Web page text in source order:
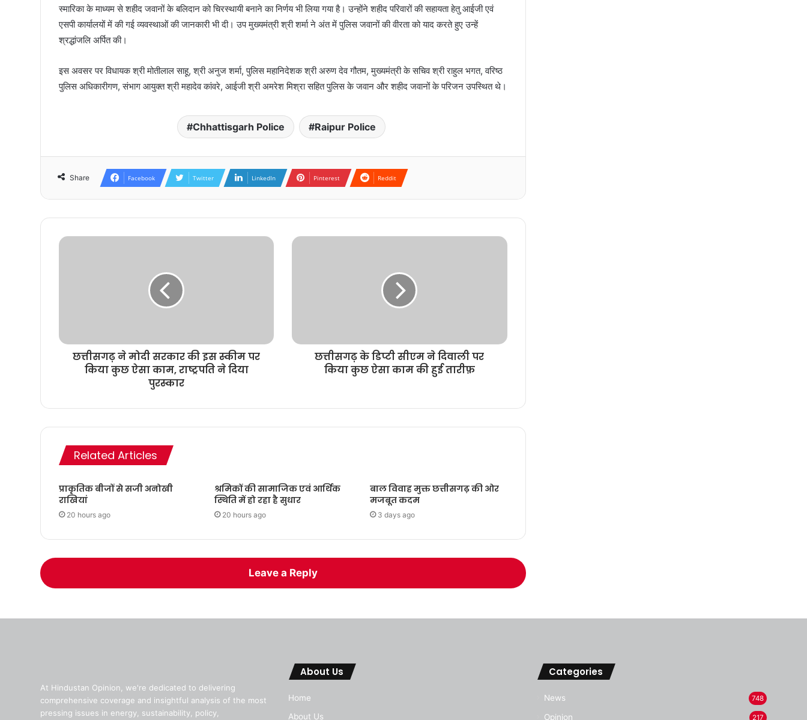
स्मारिका के माध्यम से शहीद जवानों के बलिदान को चिरस्थायी बनाने का निर्णय भी लिया गया है। उन्होंने शहीद परिवारों की सहायता हेतु आईजी एवं
एसपी कार्यालयों में की गई व्यवस्थाओं की जानकारी भी दी। उप मुख्यमंत्री श्री शर्मा ने अंत में पुलिस जवानों की वीरता को याद करते हुए उन्हें
श्रद्धांजलि अर्पित की।
इस अवसर पर विधायक श्री मोतीलाल साहू, श्री अनुज शर्मा, पुलिस महानिदेशक श्री अरुण देव गौतम, मुख्यमंत्री के सचिव श्री राहुल भगत, वरिष्ठ
पुलिस अधिकारीगण, संभाग आयुक्त श्री महादेव कांवरे, आईजी श्री अमरेश मिश्रा सहित पुलिस के जवान और शहीद जवानों के परिजन उपस्थित थे।
Chhattisgarh Police Raipur Police
Share Facebook Twitter LinkedIn Pinterest Reddit
छत्तीसगढ़ ने मोदी सरकार की इस स्कीम पर
किया कुछ ऐसा काम, राष्ट्रपति ने दिया
पुरस्कार
छत्तीसगढ़ के डिप्टी सीएम ने दिवाली पर
किया कुछ ऐसा काम की हुई तारीफ़
Related Articles
प्राकृतिक बीजों से सजी अनोखी
राखियां
20 hours ago
श्रमिकों की सामाजिक एवं आर्थिक
स्थिति में हो रहा है सुधार
20 hours ago
बाल विवाह मुक्त छत्तीसगढ़ की ओर
मजबूत कदम
3 days ago
Leave a Reply
At Hindustan Opinion, we're dedicated to delivering
comprehensive coverage and insightful analysis of the most
pressing issues in energy, sustainability, policy,
About Us
Home
About Us
Categories
News 748
Opinion 217